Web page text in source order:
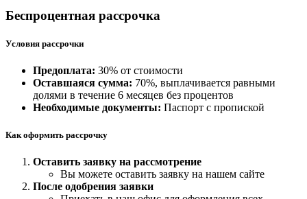
Беспроцентная рассрочка
Условия рассрочки
Предоплата: 30% от стоимости
Оставшаяся сумма: 70%, выплачивается равными
долями в течение 6 месяцев без процентов
Необходимые документы: Паспорт с пропиской
Как оформить рассрочку
Оставить заявку на рассмотрение
Вы можете оставить заявку на нашем сайте
После одобрения заявки